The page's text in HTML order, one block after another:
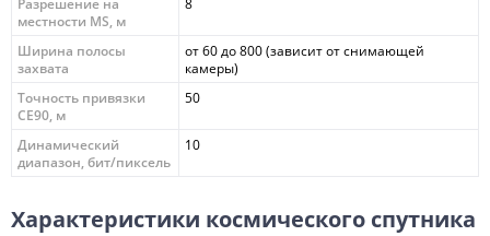
Разрешение на
местности MS, м
8
Ширина полосы
захвата
от 60 до 800 (зависит от снимающей
камеры)
Точность привязки
CE90, м
50
Динамический
диапазон, бит/пиксель
10
Характеристики космического спутника